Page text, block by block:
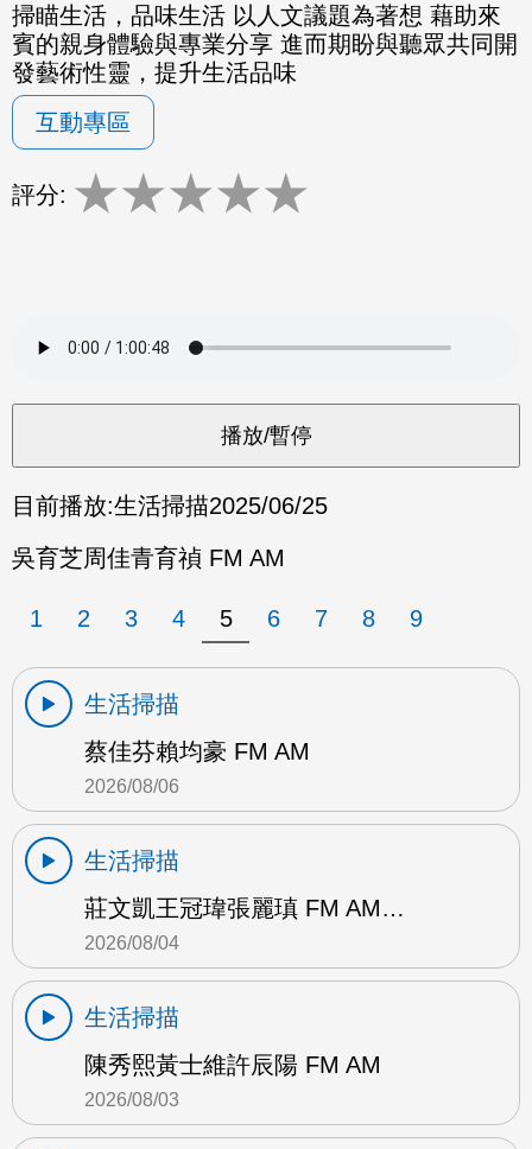
掃瞄生活，品味生活 以人文議題為著想 藉助來
賓的親身體驗與專業分享 進而期盼與聽眾共同開
發藝術性靈，提升生活品味
互動專區
評分: ★★★★★
目前播放:生活掃描2025/06/25
吳育芝周佳青育禎 FM AM
1 2 3 4 5 6 7 8 9
生活掃描
蔡佳芬賴均豪 FM AM
2026/08/06
生活掃描
莊文凱王冠瑋張麗瑱 FM AM…
2026/08/04
生活掃描
陳秀熙黃士維許辰陽 FM AM
2026/08/03